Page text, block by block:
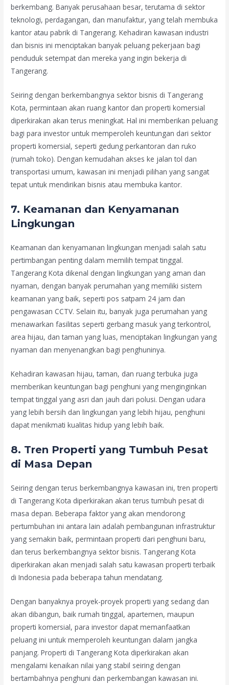
berkembang. Banyak perusahaan besar, terutama di sektor
teknologi, perdagangan, dan manufaktur, yang telah membuka
kantor atau pabrik di Tangerang. Kehadiran kawasan industri
dan bisnis ini menciptakan banyak peluang pekerjaan bagi
penduduk setempat dan mereka yang ingin bekerja di
Tangerang.
Seiring dengan berkembangnya sektor bisnis di Tangerang
Kota, permintaan akan ruang kantor dan properti komersial
diperkirakan akan terus meningkat. Hal ini memberikan peluang
bagi para investor untuk memperoleh keuntungan dari sektor
properti komersial, seperti gedung perkantoran dan ruko
(rumah toko). Dengan kemudahan akses ke jalan tol dan
transportasi umum, kawasan ini menjadi pilihan yang sangat
tepat untuk mendirikan bisnis atau membuka kantor.
7. Keamanan dan Kenyamanan
Lingkungan
Keamanan dan kenyamanan lingkungan menjadi salah satu
pertimbangan penting dalam memilih tempat tinggal.
Tangerang Kota dikenal dengan lingkungan yang aman dan
nyaman, dengan banyak perumahan yang memiliki sistem
keamanan yang baik, seperti pos satpam 24 jam dan
pengawasan CCTV. Selain itu, banyak juga perumahan yang
menawarkan fasilitas seperti gerbang masuk yang terkontrol,
area hijau, dan taman yang luas, menciptakan lingkungan yang
nyaman dan menyenangkan bagi penghuninya.
Kehadiran kawasan hijau, taman, dan ruang terbuka juga
memberikan keuntungan bagi penghuni yang menginginkan
tempat tinggal yang asri dan jauh dari polusi. Dengan udara
yang lebih bersih dan lingkungan yang lebih hijau, penghuni
dapat menikmati kualitas hidup yang lebih baik.
8. Tren Properti yang Tumbuh Pesat
di Masa Depan
Seiring dengan terus berkembangnya kawasan ini, tren properti
di Tangerang Kota diperkirakan akan terus tumbuh pesat di
masa depan. Beberapa faktor yang akan mendorong
pertumbuhan ini antara lain adalah pembangunan infrastruktur
yang semakin baik, permintaan properti dari penghuni baru,
dan terus berkembangnya sektor bisnis. Tangerang Kota
diperkirakan akan menjadi salah satu kawasan properti terbaik
di Indonesia pada beberapa tahun mendatang.
Dengan banyaknya proyek-proyek properti yang sedang dan
akan dibangun, baik rumah tinggal, apartemen, maupun
properti komersial, para investor dapat memanfaatkan
peluang ini untuk memperoleh keuntungan dalam jangka
panjang. Properti di Tangerang Kota diperkirakan akan
mengalami kenaikan nilai yang stabil seiring dengan
bertambahnya penghuni dan perkembangan kawasan ini.